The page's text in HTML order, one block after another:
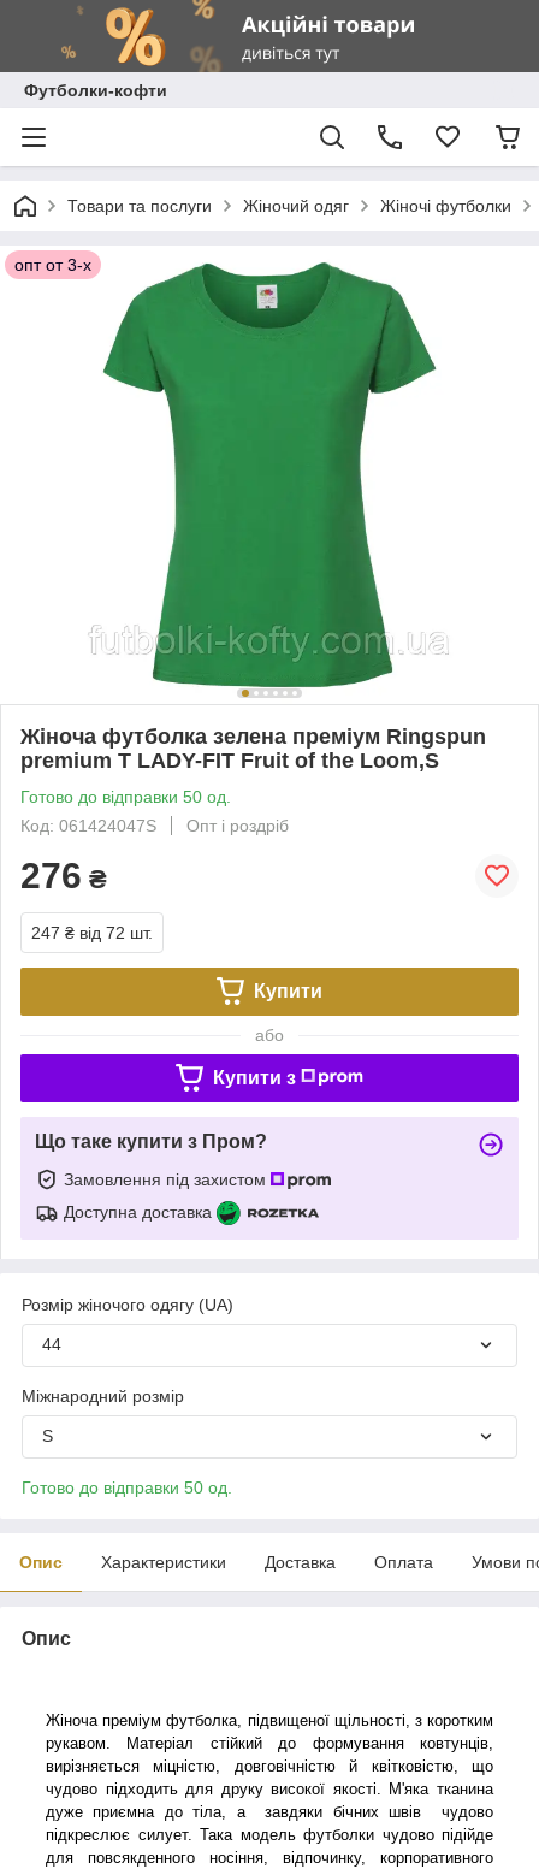
Футболки-кофти
Товари та послуги Жіночий одяг Жіночі футболки
опт от 3-х
Жіноча футболка зелена преміум Ringspun
premium T LADY-FIT Fruit of the Loom,S
Готово до відправки 50 од.
Код: 061424047S
Опт і роздріб
276 ₴
247 ₴ від 72 шт.
Купити
або
Купити з
Що таке купити з Пром?
Замовлення під захистом
Доступна доставка
Розмір жіночого одягу (UA)
44
Міжнародний розмір
S
Готово до відправки 50 од.
Опис Характеристики Доставка Оплата Умови
Опис
Жіноча преміум футболка, підвищеної щільності, з коротким
рукавом. Матеріал стійкий до формування ковтунців,
вирізняється міцністю, довговічністю й квітковістю, що
чудово підходить для друку високої якості. М'яка тканина
дуже приємна до тіла, а завдяки бічних швів
чудово
підкреслює силует. Така модель футболки чудово підійде
для повсякденного носіння, відпочинку, корпоративного